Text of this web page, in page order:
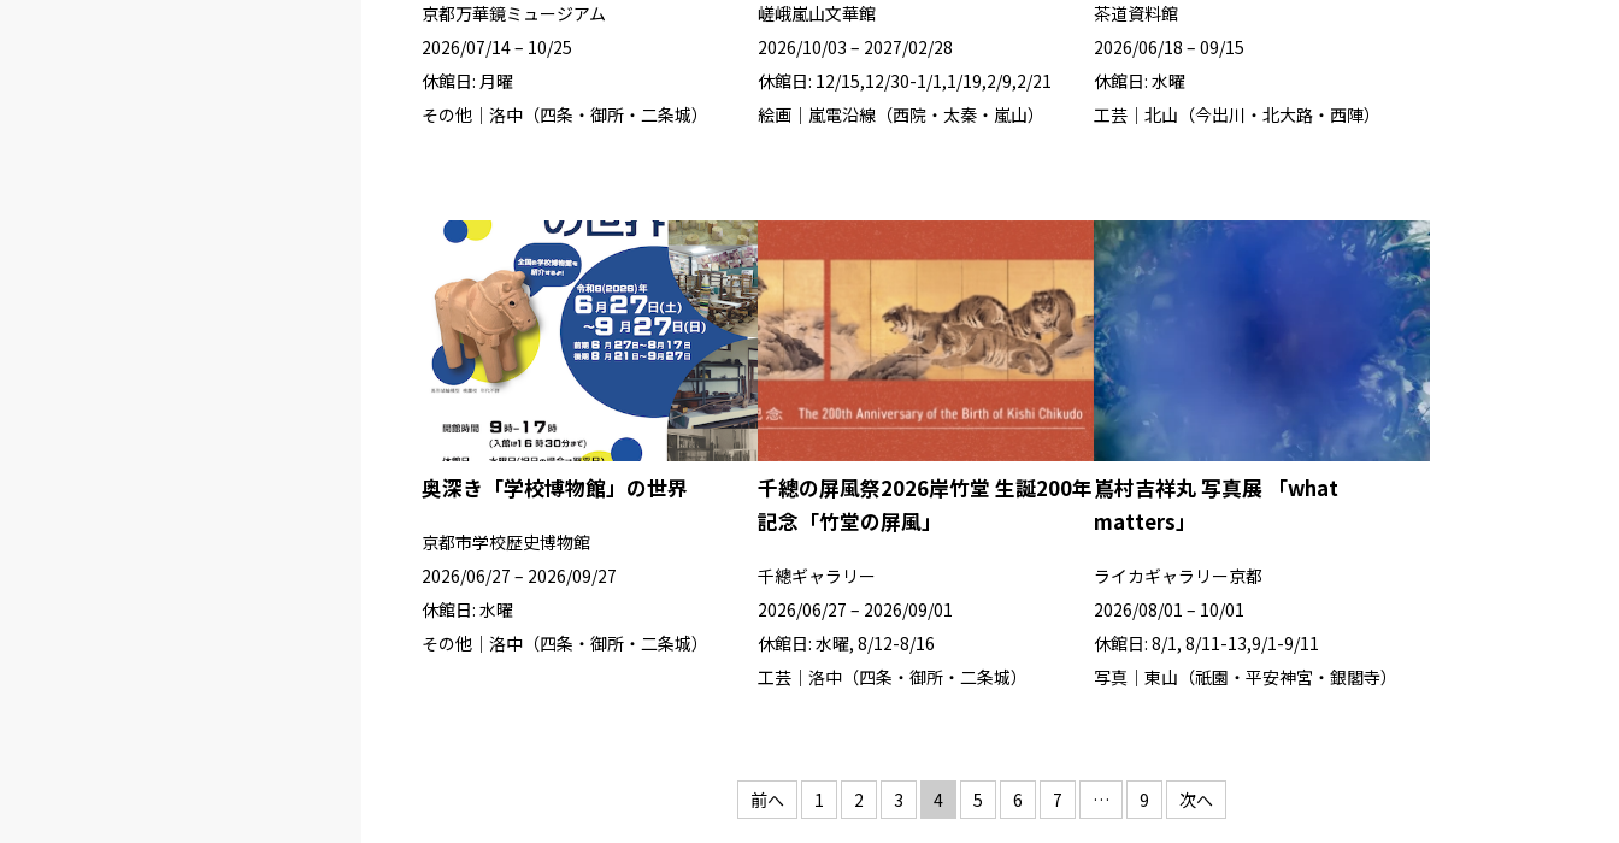
京都万華鏡ミュージアム
2026/07/14 – 10/25
休館日: 月曜
その他｜洛中（四条・御所・二条城）
嵯峨嵐山文華館
2026/10/03 – 2027/02/28
休館日: 12/15,12/30-1/1,1/19,2/9,2/21
絵画｜嵐電沿線（西院・太秦・嵐山）
茶道資料館
2026/06/18 – 09/15
休館日: 水曜
工芸｜北山（今出川・北大路・西陣）
奥深き「学校博物館」の世界
京都市学校歴史博物館
2026/06/27 – 2026/09/27
休館日: 水曜
その他｜洛中（四条・御所・二条城）
千總の屏風祭2026岸竹堂 生誕200年
記念「竹堂の屏風」
千總ギャラリー
2026/06/27 – 2026/09/01
休館日: 水曜, 8/12-8/16
工芸｜洛中（四条・御所・二条城）
嶌村吉祥丸 写真展 「what
matters」
ライカギャラリー京都
2026/08/01 – 10/01
休館日: 8/1, 8/11-13,9/1-9/11
写真｜東山（祇園・平安神宮・銀閣寺）
前へ 1 2 3 4 5 6 7 … 9 次へ